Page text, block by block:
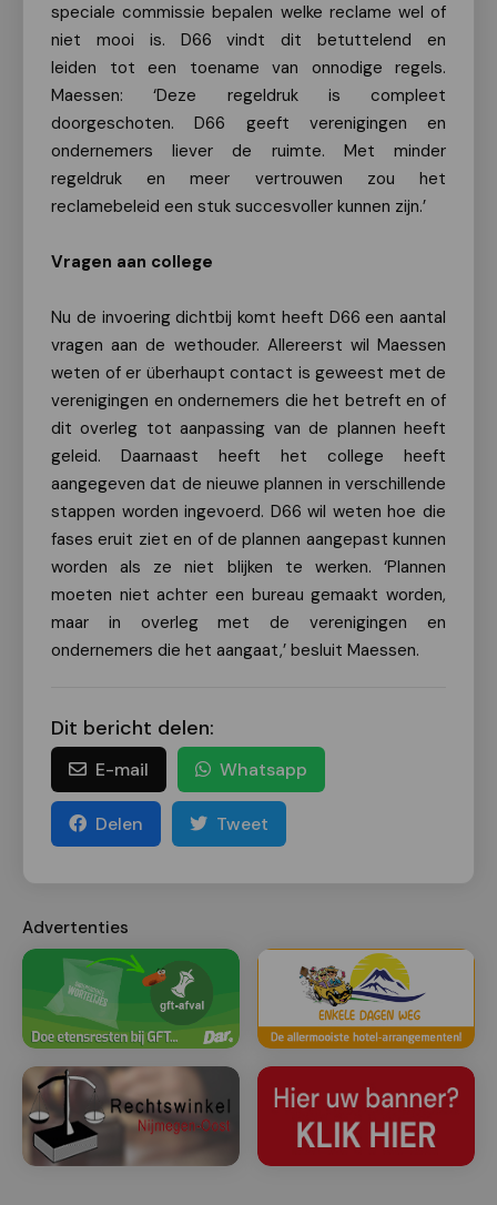
speciale commissie bepalen welke reclame wel of
niet mooi is. D66 vindt dit betuttelend en
leiden tot een toename van onnodige regels.
Maessen: ‘Deze regeldruk is compleet
doorgeschoten. D66 geeft verenigingen en
ondernemers liever de ruimte. Met minder
regeldruk en meer vertrouwen zou het
reclamebeleid een stuk succesvoller kunnen zijn.’
Vragen aan college
Nu de invoering dichtbij komt heeft D66 een aantal
vragen aan de wethouder. Allereerst wil Maessen
weten of er überhaupt contact is geweest met de
verenigingen en ondernemers die het betreft en of
dit overleg tot aanpassing van de plannen heeft
geleid. Daarnaast heeft het college heeft
aangegeven dat de nieuwe plannen in verschillende
stappen worden ingevoerd. D66 wil weten hoe die
fases eruit ziet en of de plannen aangepast kunnen
worden als ze niet blijken te werken. ‘Plannen
moeten niet achter een bureau gemaakt worden,
maar in overleg met de verenigingen en
ondernemers die het aangaat,’ besluit Maessen.
Dit bericht delen:
E-mail Whatsapp
Delen Tweet
Advertenties